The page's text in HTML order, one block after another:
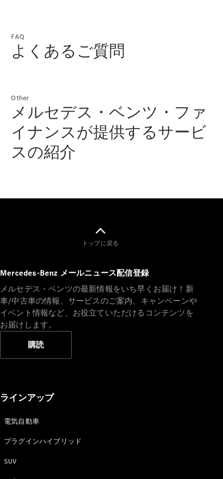
FAQ
よくあるご質問
Other
メルセデス・ベンツ・ファ
イナンスが提供するサービ
スの紹介
トップに戻る
Mercedes-Benz メールニュース配信登録
メルセデス・ベンツの最新情報をいち早くお届け！新
車/中古車の情報、サービスのご案内、キャンペーンや
イベント情報など、お役立ていただけるコンテンツを
お届けします。
購読
ラインアップ
電気自動車
プラグインハイブリッド
SUV